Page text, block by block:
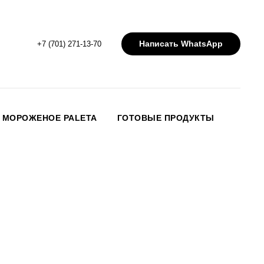
+7 (701) 271-13-70 Написать WhatsApp
МОРОЖЕНОЕ PALETA ГОТОВЫЕ ПРОДУКТЫ